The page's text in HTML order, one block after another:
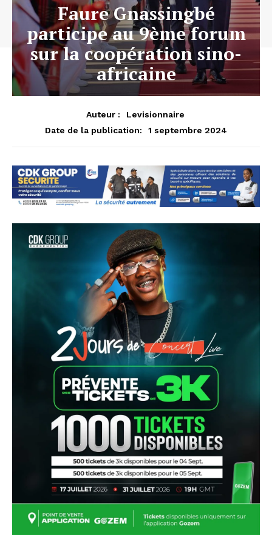
Faure Gnassingbé
participe au 9ème forum
sur la coopération sino-
africaine
Auteur :
Levisionnaire
Date de la publication:
1 septembre 2024